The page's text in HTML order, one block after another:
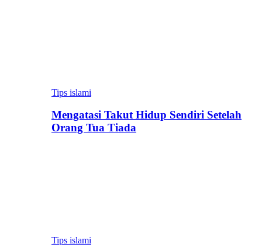
Tips islami
Mengatasi Takut Hidup Sendiri Setelah
Orang Tua Tiada
Tips islami